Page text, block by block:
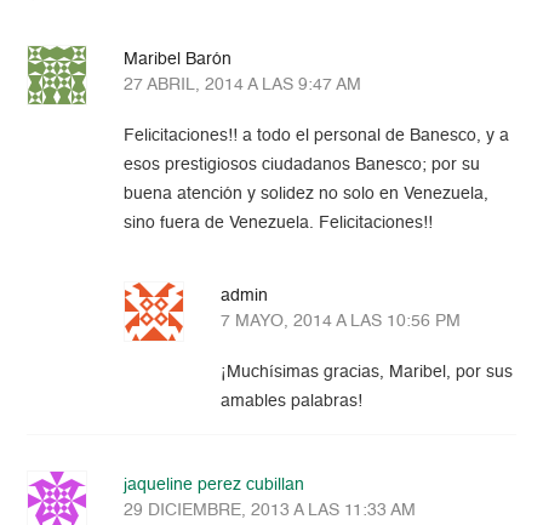
Maribel Barón
27 ABRIL, 2014 A LAS 9:47 AM
Felicitaciones!! a todo el personal de Banesco, y a
esos prestigiosos ciudadanos Banesco; por su
buena atención y solidez no solo en Venezuela,
sino fuera de Venezuela. Felicitaciones!!
admin
7 MAYO, 2014 A LAS 10:56 PM
¡Muchísimas gracias, Maribel, por sus
amables palabras!
jaqueline perez cubillan
29 DICIEMBRE, 2013 A LAS 11:33 AM